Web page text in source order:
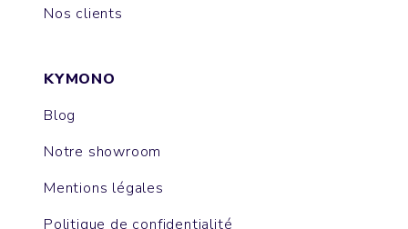
Nos clients
KYMONO
Blog
Notre showroom
Mentions légales
Politique de confidentialité